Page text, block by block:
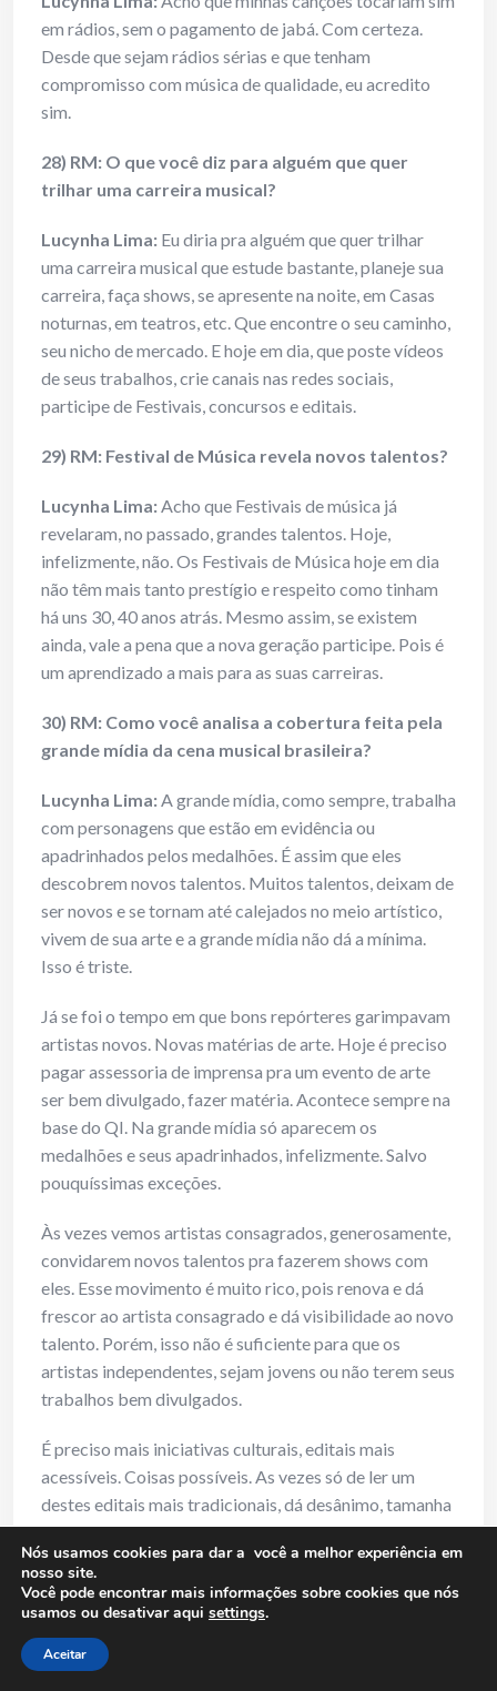
em rádios, sem o pagamento de jabá. Com certeza.
Desde que sejam rádios sérias e que tenham
compromisso com música de qualidade, eu acredito
sim.
28) RM: O que você diz para alguém que quer
trilhar uma carreira musical?
Lucynha Lima: Eu diria pra alguém que quer trilhar
uma carreira musical que estude bastante, planeje sua
carreira, faça shows, se apresente na noite, em Casas
noturnas, em teatros, etc. Que encontre o seu caminho,
seu nicho de mercado. E hoje em dia, que poste vídeos
de seus trabalhos, crie canais nas redes sociais,
participe de Festivais, concursos e editais.
29) RM: Festival de Música revela novos talentos?
Lucynha Lima:Acho que Festivais de música já
revelaram, no passado, grandes talentos. Hoje,
infelizmente, não. Os Festivais de Música hoje em dia
não têm mais tanto prestígio e respeito como tinham
há uns 30, 40 anos atrás. Mesmo assim, se existem
ainda, vale a pena que a nova geração participe. Pois é
um aprendizado a mais para as suas carreiras.
30) RM: Como você analisa a cobertura feita pela
grande mídia da cena musical brasileira?
Lucynha Lima:A grande mídia, como sempre, trabalha
com personagens que estão em evidência ou
apadrinhados pelos medalhões. É assim que eles
descobrem novos talentos. Muitos talentos, deixam de
ser novos e se tornam até calejados no meio artístico,
vivem de sua arte e a grande mídia não dá a mínima.
Isso é triste.
Já se foi o tempo em que bons repórteres garimpavam
artistas novos. Novas matérias de arte. Hoje é preciso
pagar assessoria de imprensa pra um evento de arte
ser bem divulgado, fazer matéria. Acontece sempre na
base do QI. Na grande mídia só aparecem os
medalhões e seus apadrinhados, infelizmente. Salvo
pouquíssimas exceções.
Às vezes vemos artistas consagrados, generosamente,
convidarem novos talentos pra fazerem shows com
eles. Esse movimento é muito rico, pois renova e dá
frescor ao artista consagrado e dá visibilidade ao novo
talento. Porém, isso não é suficiente para que os
artistas independentes, sejam jovens ou não terem seus
trabalhos bem divulgados.
É preciso mais iniciativas culturais, editais mais
acessíveis. Coisas possíveis. As vezes só de ler um
destes editais mais tradicionais, dá desânimo, tamanha
é a complicação e burocracia que os artistas precisam
enfrentar, simplesmente para se inscrever numa Lei de
Incentivo.
31) RM: Qual a sua opinião sobre o espaço aberto
pelo SESC, SESI e Itaú Cultural para cena musical?
Nós usamos cookies para dar a você a melhor experiência em
nosso site.
Você pode encontrar mais informações sobre cookies que nós
usamos ou desativar aqui settings.
Aceitar